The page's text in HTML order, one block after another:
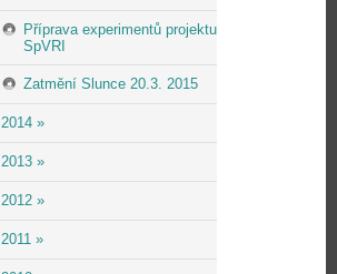
Příprava experimentů projektu
SpVRI
Zatmění Slunce 20.3. 2015
2014 »
2013 »
2012 »
2011 »